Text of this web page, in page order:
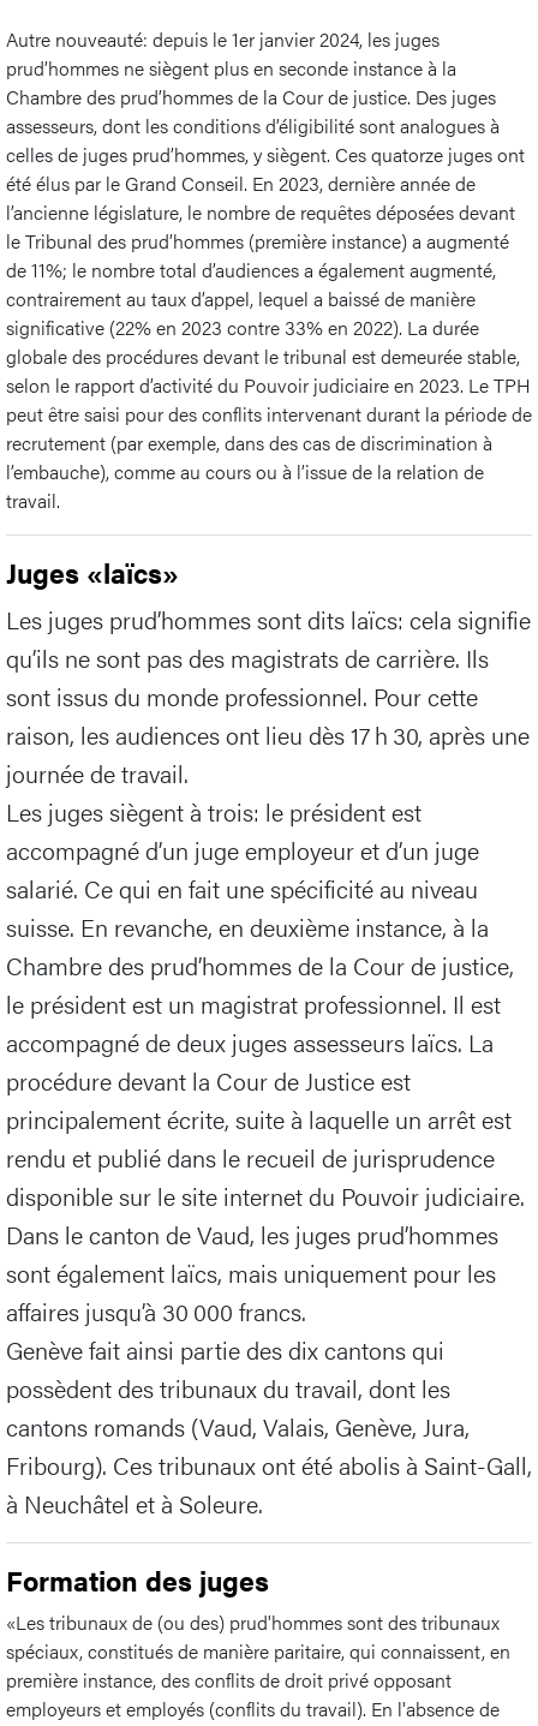
Autre nouveauté: depuis le 1er janvier 2024, les juges
prud’hommes ne siègent plus en seconde instance à la
Chambre des prud’hommes de la Cour de justice. Des juges
assesseurs, dont les conditions d’éligibilité sont analogues à
celles de juges prud’hommes, y siègent. Ces quatorze juges ont
été élus par le Grand Conseil. En 2023, dernière année de
l’ancienne législature, le nombre de requêtes déposées devant
le Tribunal des prud’hommes (première instance) a augmenté
de 11%; le nombre total d’audiences a également augmenté,
contrairement au taux d’appel, lequel a baissé de manière
significative (22% en 2023 contre 33% en 2022). La durée
globale des procédures devant le tribunal est demeurée stable,
selon le rapport d’activité du Pouvoir judiciaire en 2023. Le TPH
peut être saisi pour des conflits intervenant durant la période de
recrutement (par exemple, dans des cas de discrimination à
l’embauche), comme au cours ou à l’issue de la relation de
travail.
Juges «laïcs»
Les juges prud’hommes sont dits laïcs: cela signifie
qu’ils ne sont pas des magistrats de carrière. Ils
sont issus du monde professionnel. Pour cette
raison, les audiences ont lieu dès 17 h 30, après une
journée de travail.
Les juges siègent à trois: le président est
accompagné d’un juge employeur et d’un juge
salarié. Ce qui en fait une spécificité au niveau
suisse. En revanche, en deuxième instance, à la
Chambre des prud’hommes de la Cour de justice,
le président est un magistrat professionnel. Il est
accompagné de deux juges assesseurs laïcs. La
procédure devant la Cour de Justice est
principalement écrite, suite à laquelle un arrêt est
rendu et publié dans le recueil de jurisprudence
disponible sur le site internet du Pouvoir judiciaire.
Dans le canton de Vaud, les juges prud’hommes
sont également laïcs, mais uniquement pour les
affaires jusqu’à 30 000 francs.
Genève fait ainsi partie des dix cantons qui
possèdent des tribunaux du travail, dont les
cantons romands (Vaud, Valais, Genève, Jura,
Fribourg). Ces tribunaux ont été abolis à Saint-Gall,
à Neuchâtel et à Soleure.
Formation des juges
«Les tribunaux de (ou des) prud'hommes sont des tribunaux
spéciaux, constitués de manière paritaire, qui connaissent, en
première instance, des conflits de droit privé opposant
employeurs et employés (conflits du travail). En l'absence de